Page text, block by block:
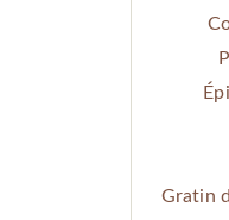
Gratin